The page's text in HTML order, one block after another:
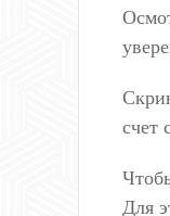
счет
Для